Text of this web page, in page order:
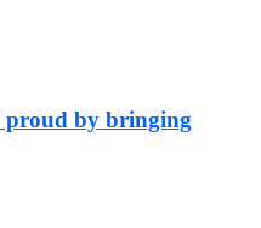
proud by bringing